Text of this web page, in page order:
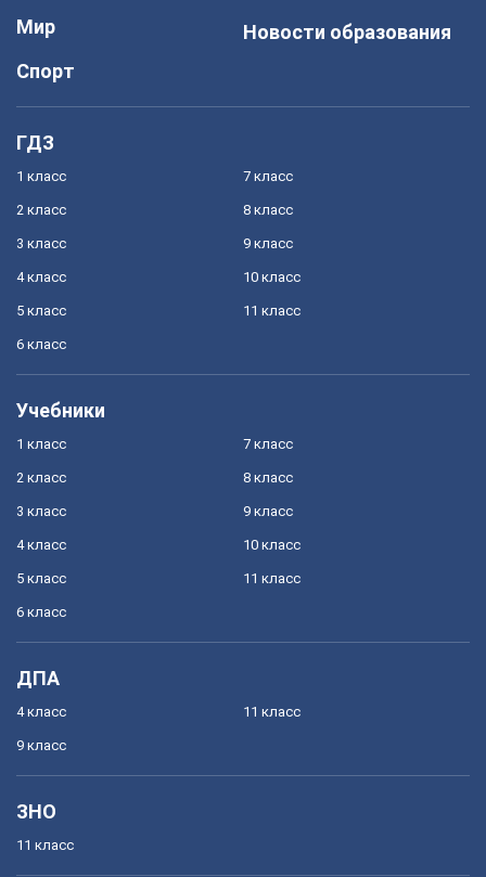
Мир
Спорт
Новости образования
ГДЗ
1 класс
2 класс
3 класс
4 класс
5 класс
6 класс
7 класс
8 класс
9 класс
10 класс
11 класс
Учебники
1 класс
2 класс
3 класс
4 класс
5 класс
6 класс
7 класс
8 класс
9 класс
10 класс
11 класс
ДПА
4 класс
9 класс
11 класс
ЗНО
11 класс